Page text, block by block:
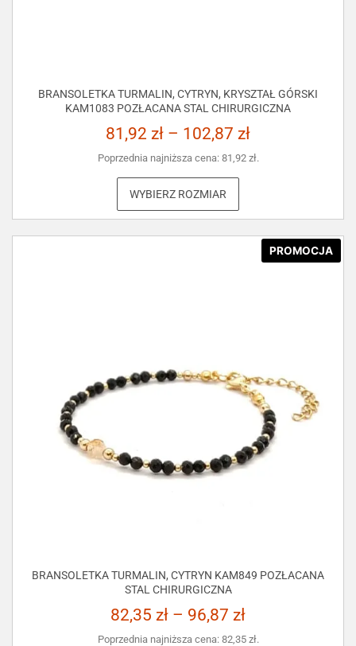
BRANSOLETKA TURMALIN, CYTRYN, KRYSZTAŁ GÓRSKI
KAM1083 POZŁACANA STAL CHIRURGICZNA
81,92 zł – 102,87 zł
Poprzednia najniższa cena: 81,92 zł.
WYBIERZ ROZMIAR
PROMOCJA
BRANSOLETKA TURMALIN, CYTRYN KAM849 POZŁACANA
STAL CHIRURGICZNA
82,35 zł – 96,87 zł
Poprzednia najniższa cena: 82,35 zł.